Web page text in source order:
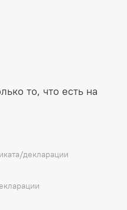
то, что есть на
декларации